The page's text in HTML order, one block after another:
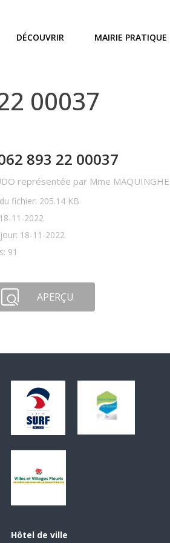
DÉCOUVRIR MAIRIE PRATIQUE
00037
893 22 00037
représentée par Mme
fichier: 205.14 KB
11-2022
18-11-2022
91
APERÇU
Hôtel de ville